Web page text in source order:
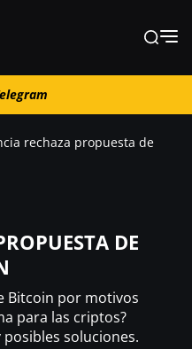
rechaza propuesta de
DE
Bitcoin por motivos
para las criptos?
soluciones.